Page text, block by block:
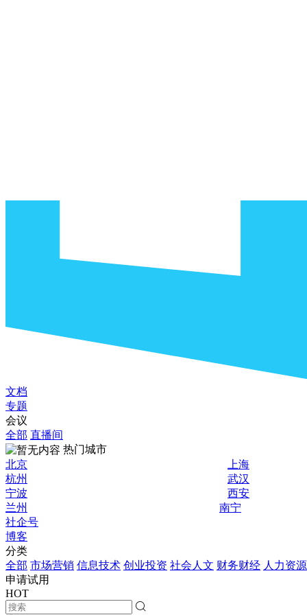
文档
专题
会议
全部 直播间
热门城市
北京
上海
杭州
武汉
宁波
西安
兰州
南宁
社企号
博客
分类
全部 市场营销 信息技术 创业投资 社会人文 财务财经 人力资源
申请试用
HOT